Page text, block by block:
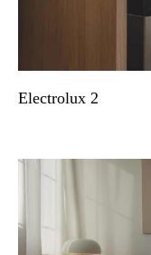
Electrolux 2